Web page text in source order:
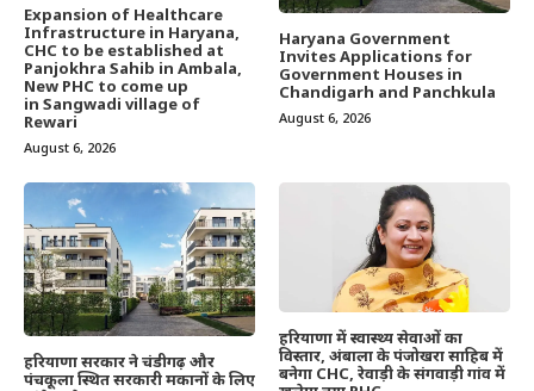
Expansion of Healthcare
Infrastructure in Haryana,
CHC to be established at
Panjokhra Sahib in Ambala,
New PHC to come up
in Sangwadi village of
Rewari
August 6, 2026
Haryana Government
Invites Applications for
Government Houses in
Chandigarh and Panchkula
August 6, 2026
हरियाणा सरकार ने चंडीगढ़ और
पंचकूला स्थित सरकारी मकानों के लिए
हरियाणा में स्वास्थ्य सेवाओं का
विस्तार, अंबाला के पंजोखरा साहिब में
बनेगा CHC, रेवाड़ी के संगवाड़ी गांव में